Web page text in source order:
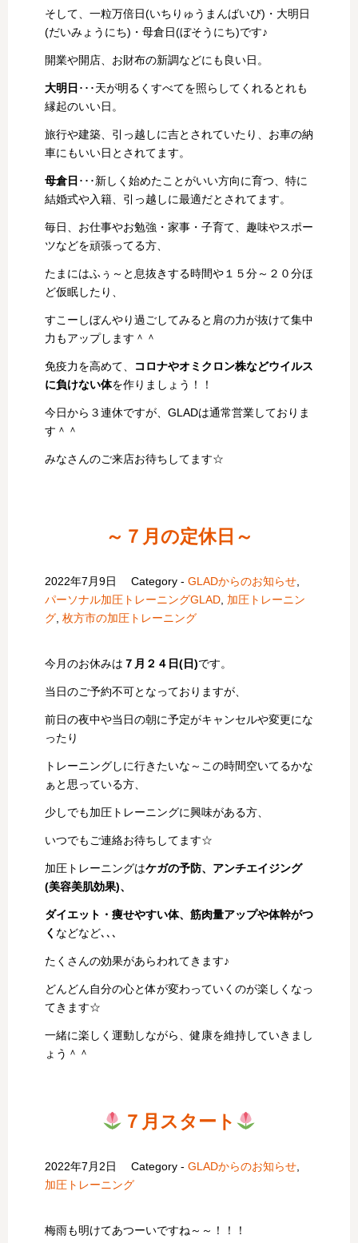
そして、一粒万倍日(いちりゅうまんばいび)・大明日
(だいみょうにち)・母倉日(ぼそうにち)です♪
開業や開店、お財布の新調などにも良い日。
大明日 ･･･天が明るくすべてを照らしてくれるとれも
縁起のいい日。
旅行や建築、引っ越しに吉とされていたり、お車の納
車にもいい日とされてます。
母倉日 ･･･新しく始めたことがいい方向に育つ、特に
結婚式や入籍、引っ越しに最適だとされてます。
毎日、お仕事やお勉強・家事・子育て、趣味やスポー
ツなどを頑張ってる方、
たまにはふぅ～と息抜きする時間や１５分～２０分ほ
ど仮眠したり、
すこーしぼんやり過ごしてみると肩の力が抜けて集中
力もアップします＾＾
免疫力を高めて、
コロナやオミクロン株などウイルス
に負けない体を作りましょう！！
今日から３連休ですが、GLADは通常営業しておりま
す＾＾
みなさんのご来店お待ちしてます☆
～７月の定休日～
2022年7月9日 Category -GLADからのお知らせ,
パーソナル加圧トレーニングGLAD, 加圧トレーニン
グ, 枚方市の加圧トレーニング
今月のお休みは ７月２４日(日)です。
当日のご予約不可となっておりますが、
前日の夜中や当日の朝に予定がキャンセルや変更にな
ったり
トレーニングしに行きたいな～この時間空いてるかな
ぁと思っている方、
少しでも加圧トレーニングに興味がある方、
いつでもご連絡お待ちしてます☆
加圧トレーニングはケガの予防、アンチエイジング
(美容美肌効果)、
ダイエット・痩せやすい体、筋肉量アップや体幹がつ
く などなど､､､
たくさんの効果があらわれてきます♪
どんどん自分の心と体が変わっていくのが楽しくなっ
てきます☆
一緒に楽しく運動しながら、健康を維持していきまし
ょう＾＾
７月スタート
2022年7月2日 Category -GLADからのお知らせ
加圧トレーニング
梅雨も明けてあつーいですね～～！！！